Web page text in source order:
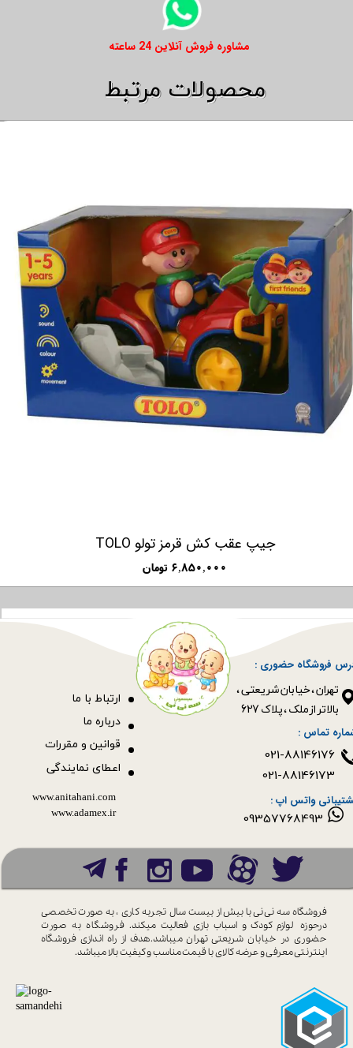
​​مشاوره فروش آنلاین 24 ساعته
جیپ عقب کش قرمز تولو TOLO
۶,۸۵۰,۰۰۰ تومان
​​محصولات مرتبط
فروشگاه حضوری :
​​​​​​​تهران ، خیابان شریعتی ،
بالاتر از ملک ، پلاک 627​​​​​​​
قوانین و مقررات
ارتباط با ما
09357768493
درباره ما
اعطای نمایندگی
www.anitahani.com
www.ada​​​​​​​mex.ir
فروشگاه سه نی نی با بیش از بیست سال تجربه کاری ، به صورت تخصصی
درحوزه لوازم کودک و اسباب بازی فعالیت میکند. فروشگاه به صورت
حضوری در خیابان شریعتی تهران میباشد.هدف از راه اندازی فروشگاه
اینترنتی معرفی و عرضه کالای باقیمت مناسب و کیفیت بالا میباشد.
تماس :
واتس اپ :